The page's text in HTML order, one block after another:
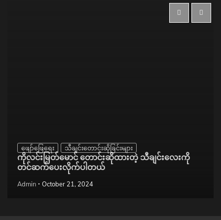
ဖျော်ဖြေရေး သီချင်းတောင်းဆိုခြင်းများ
ကိုလင်းမြတ်မောင် တောင်းဆိုထားတဲ့ သီချင်းလေးကို
တင်ဆက်ပေးလိုက်ပါတယ်
Admin October 21, 2024